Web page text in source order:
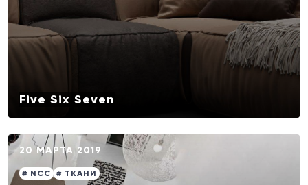
Five Six Seven
20 МАРТА 2019
# NCC # ТКАНИ